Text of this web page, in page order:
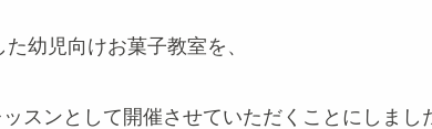
幼児向けお菓子教室を、
スンとして開催させていただくことにしまし